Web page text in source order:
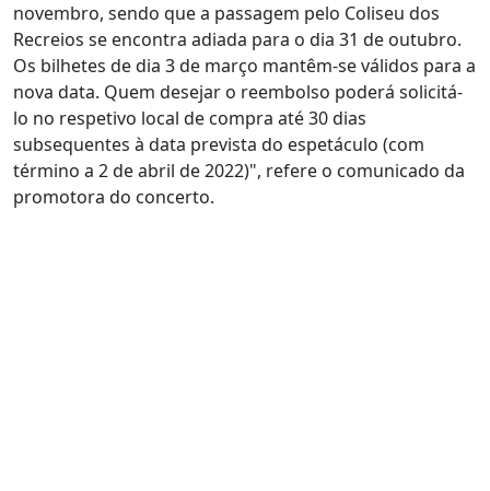
novembro, sendo que a passagem pelo Coliseu dos
Recreios se encontra adiada para o dia 31 de outubro.
Os bilhetes de dia 3 de março mantêm-se válidos para a
nova data. Quem desejar o reembolso poderá solicitá-
lo no respetivo local de compra até 30 dias
subsequentes à data prevista do espetáculo (com
término a 2 de abril de 2022)", refere o comunicado da
promotora do concerto.